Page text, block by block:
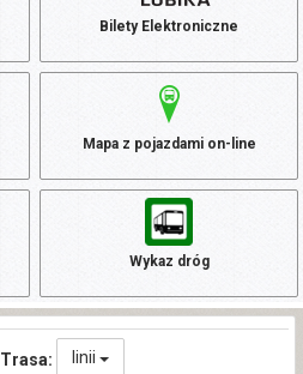
Bilety Elektroniczne
Mapa z pojazdami on-line
Wykaz dróg
Trasa: linii